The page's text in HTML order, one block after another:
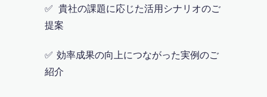
✅ 貴社の課題に応じた活用シナリオのご
提案
✅ 効率成果の向上につながった実例のご
紹介